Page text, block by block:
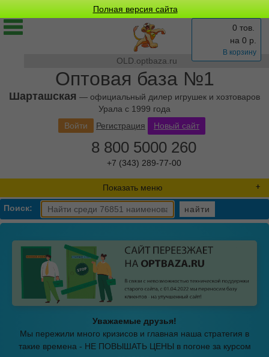
Полная версия сайта
OLD.optbaza.ru
Оптовая база №1
Шарташская — официальный дилер игрушек и хозтоваров
Урала с 1999 года
0 тов.
на 0 р.
В корзину
Войти Регистрация Новый сайт
8 800 5000 260
+7 (343) 289-77-00
Показать меню
Поиск: найти
Уважаемые друзья!
Мы пережили много кризисов и главная наша стратегия в
такие времена - НЕ ПОВЫШАТЬ ЦЕНЫ в погоне за курсом